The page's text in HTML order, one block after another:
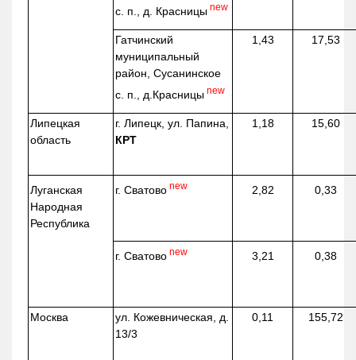
с. п., д. Красницы new
Гатчинский
муниципальный
район, Сусанинское
с. п., д.Красницы new
1,43 17,53
Липецкая
область
г. Липецк, ул. Папина,
КРТ
1,18 15,60
Луганская
Народная
Республика
г. Сватово new 2,82 0,33
г. Сватово new 3,21 0,38
Москва ул. Кожевническая, д.
13/3
0,11 155,72